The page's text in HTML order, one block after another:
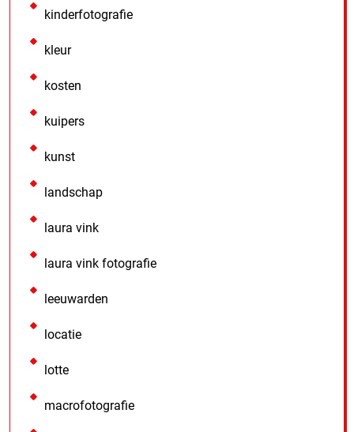
kinderfotografie
kleur
kosten
kuipers
kunst
landschap
laura vink
laura vink fotografie
leeuwarden
locatie
lotte
macrofotografie